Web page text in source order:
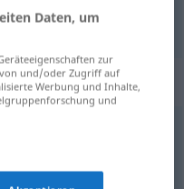
Daten, um
zur
und/oder Zugriff auf
Werbung und Inhalte,
und